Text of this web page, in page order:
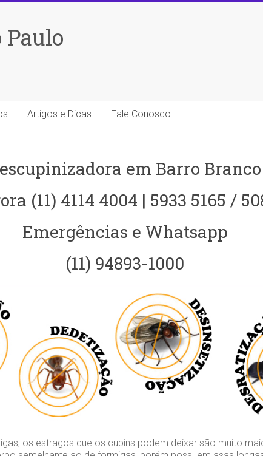
Paulo
Artigos e Dicas Fale Conosco
em Barro Branco
(11) 4114 4004 | 5933 5165 /
Emergências e Whatsapp
(11) 94893-1000
os estragos que os cupins podem deixar são muito